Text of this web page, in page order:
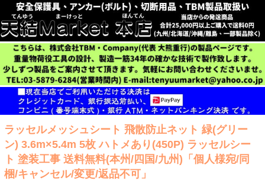
ラッセルメッシュシート 飛散防止ネット 緑(グリー
ン) 3.6m×5.4m 5枚 ハトメあり(450P) ラッセルシー
ト 塗装工事 送料無料(本州/四国/九州)「個人様宛/同
梱/キャンセル/変更/返品不可」